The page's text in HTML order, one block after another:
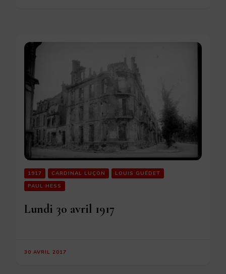
1917 CARDINAL LUÇON
LOUIS GUÉDET
PAUL HESS
Lundi 30 avril 1917
30 AVRIL 2017